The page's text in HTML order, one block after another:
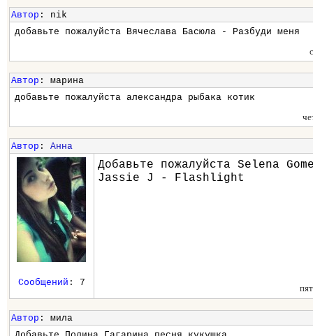
Автор : nik
добавьте пожалуйста Вячеслава Басюла - Разбуди меня
Автор : марина
добавьте пожалуйста александра рыбака котик
Автор : Анна
Добавьте пожалуйста Selena
Jassie J - Flashlight
Сообщений : 7
Автор : мила